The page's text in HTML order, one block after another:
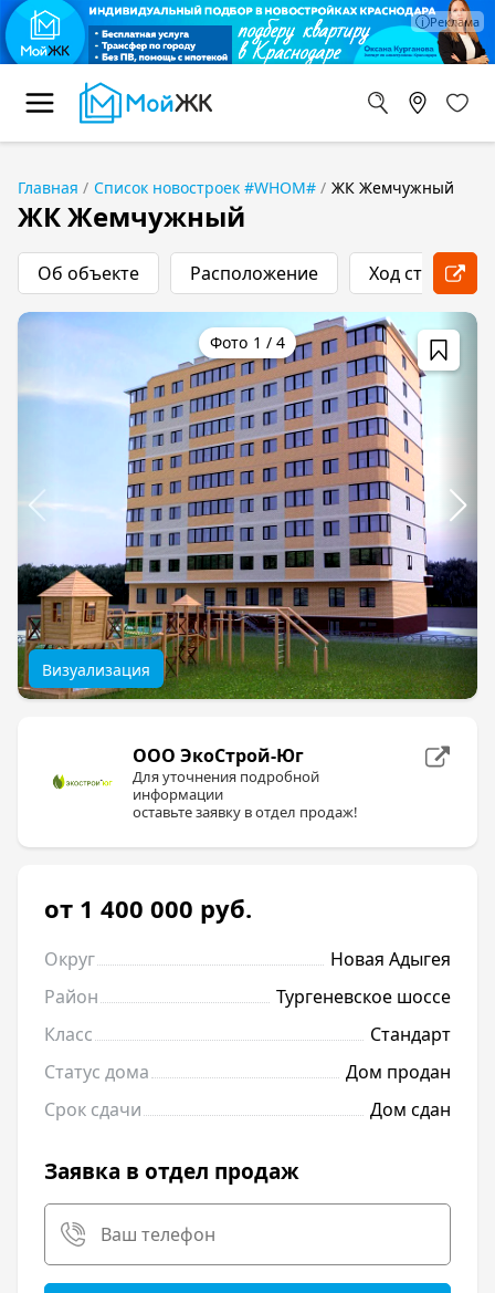
Главная Список новостроек #WHOM# ЖК Жемчужный
ЖК Жемчужный
Об объекте Расположение Ход
1 / 4
Визуализация
ООО ЭкоСтрой-Юг
Для уточнения подробной
информации
оставьте заявку в отдел продаж!
от 1 400 000 руб.
Округ
Новая Адыгея
Район
Тургеневское шоссе
Класс
Стандарт
Статус дома
Дом продан
Срок сдачи
Дом сдан
Заявка в отдел продаж